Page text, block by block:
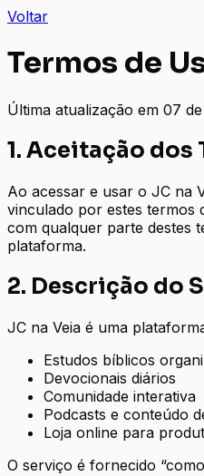
Voltar
Termos de
Última atualização em 07
1. Aceitação dos
Ao acessar e usar o JC na
vinculado por estes termos
com qualquer parte destes
plataforma.
2. Descrição do
JC na Veia é uma
Estudos bíblicos
Devocionais diários
Comunidade interativa
Podcasts e conteúdo
Loja online para
O serviço é fornecido